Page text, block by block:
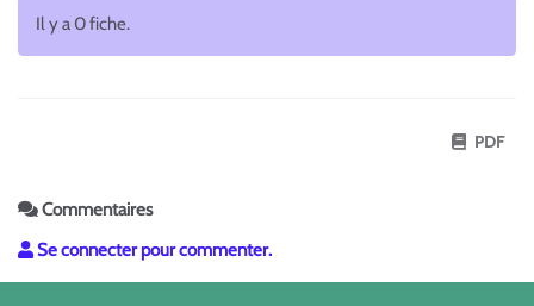
Il y a 0 fiche.
PDF
Commentaires
Se connecter pour commenter.